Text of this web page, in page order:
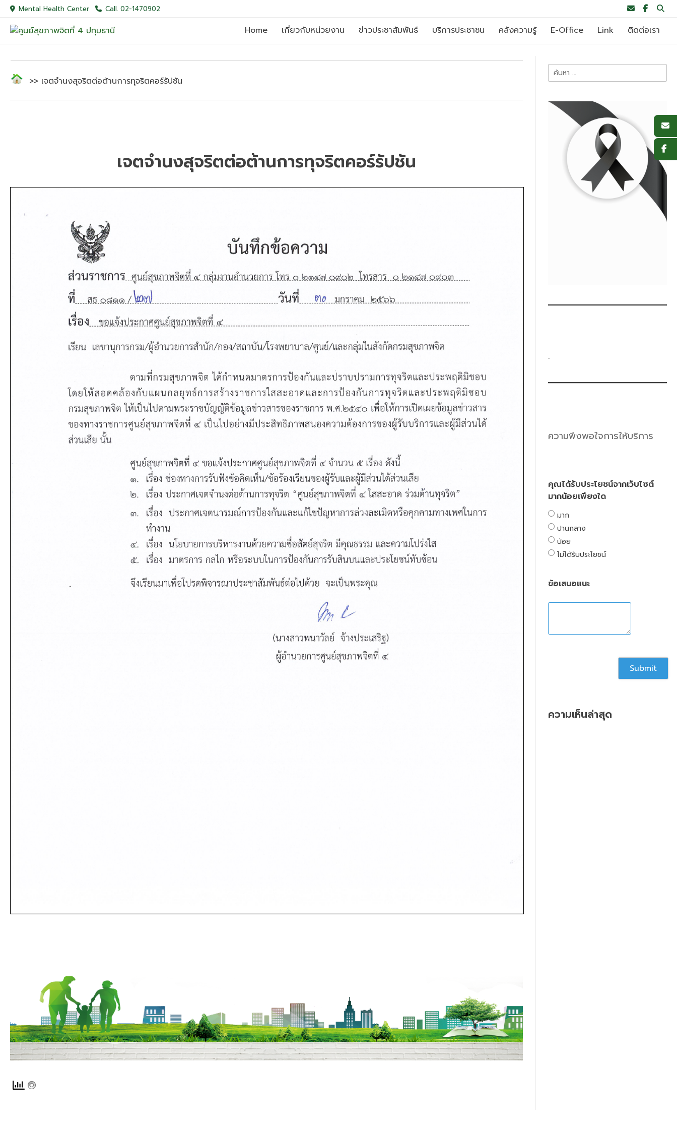
Skip
content
Mental Health Center Call. 02-1470902
Home เกี่ยวกับหน่วยงาน ข่าวประชาสัมพันธ์ บริการประชาชน คลังความรู้ E-Office Link ติดต่อเรา
>> เจตจำนงสุจริตต่อต้านการทุจริตคอร์รัปชัน
เจตจำนงสุจริตต่อต้านการทุจริตคอร์รัปชัน
ค้นหา
สำหรับ:
.
ความพึงพอใจการให้บริการ
คุณได้รับประโยชน์จากเว็บไซต์
มากน้อยเพียงใด
มาก
ปานกลาง
น้อย
ไม่ได้รับประโยชน์
ข้อเสนอแนะ
ความเห็นล่าสุด